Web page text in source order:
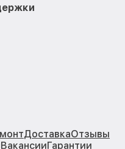
ДоставкаОтзывы
ВакансииГарантии